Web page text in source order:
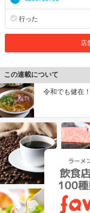
行った
店
この連載について
令和でも健在